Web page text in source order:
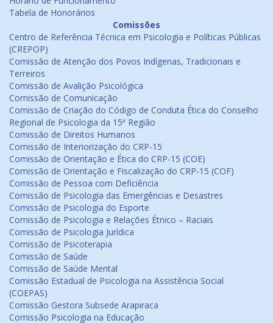
Tabela de Honorários
Comissões
Centro de Referência Técnica em Psicologia e Políticas Públicas
(CREPOP)
Comissão de Atenção dos Povos Indígenas, Tradicionais e
Terreiros
Comissão de Avalição Psicológica
Comissão de Comunicação
Comissão de Criação do Código de Conduta Ética do Conselho
Regional de Psicologia da 15ª Região
Comissão de Direitos Humanos
Comissão de Interiorização do CRP-15
Comissão de Orientação e Ética do CRP-15 (COE)
Comissão de Orientação e Fiscalização do CRP-15 (COF)
Comissão de Pessoa com Deficiência
Comissão de Psicologia das Emergências e Desastres
Comissão de Psicologia do Esporte
Comissão de Psicologia e Relações Étnico – Raciais
Comissão de Psicologia Jurídica
Comissão de Psicoterapia
Comissão de Saúde
Comissão de Saúde Mental
Comissão Estadual de Psicologia na Assistência Social
(COEPAS)
Comissão Gestora Subsede Arapiraca
Comissão Psicologia na Educação